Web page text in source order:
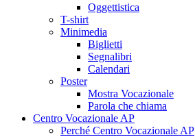
Oggettistica
T-shirt
Minimedia
Biglietti
Segnalibri
Calendari
Poster
Mostra Vocazionale
Parola che chiama
Centro Vocazionale AP
Perché Centro Vocazionale AP